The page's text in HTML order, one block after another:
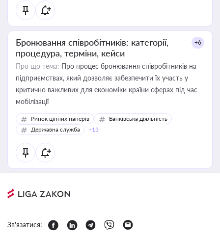
Бронювання співробітників: категорії,
процедура, терміни, кейси
+6
Про що тема: Про процес бронювання співробітників на
підприємствах, який дозволяє забезпечити їх участь у
критично важливих для економіки країни сферах під час
мобілізації
Ринок цінних паперів
Банківська діяльність
Державна служба
+13
Зв'язатися: